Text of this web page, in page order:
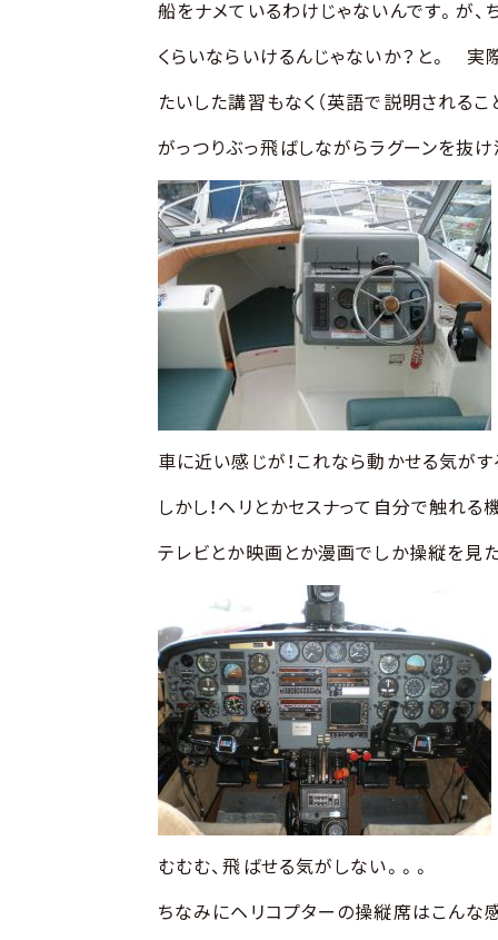
船をナメているわけじゃないんです。が、
くらいならいけるんじゃないか？と。 実
たいした講習もなく（英語で説明されるこ
がっつりぶっ飛ばしながらラグーンを抜
車に近い感じが！これなら動かせる気がす
しかし！ヘリとかセスナって自分で触れ
テレビとか映画とか漫画でしか操縦を見
むむむ、飛ばせる気がしない。。。
ちなみにヘリコプターの操縦席はこんな